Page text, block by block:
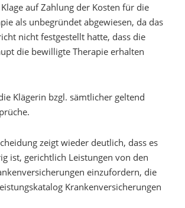
auf Zahlung der Kosten für die
als unbegründet abgewiesen, da das
nicht festgestellt hatte, dass die
die bewilligte Therapie erhalten
Klägerin bzgl. sämtlicher geltend
zeigt wieder deutlich, dass es
ist, gerichtlich Leistungen von den
einzufordern, die
Krankenversicherungen